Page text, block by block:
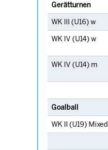
Gerätturnen
WK III (U16) w
WK IV (U14) w
WK IV (U14) m
Goalball
WK II (U19) Mixed